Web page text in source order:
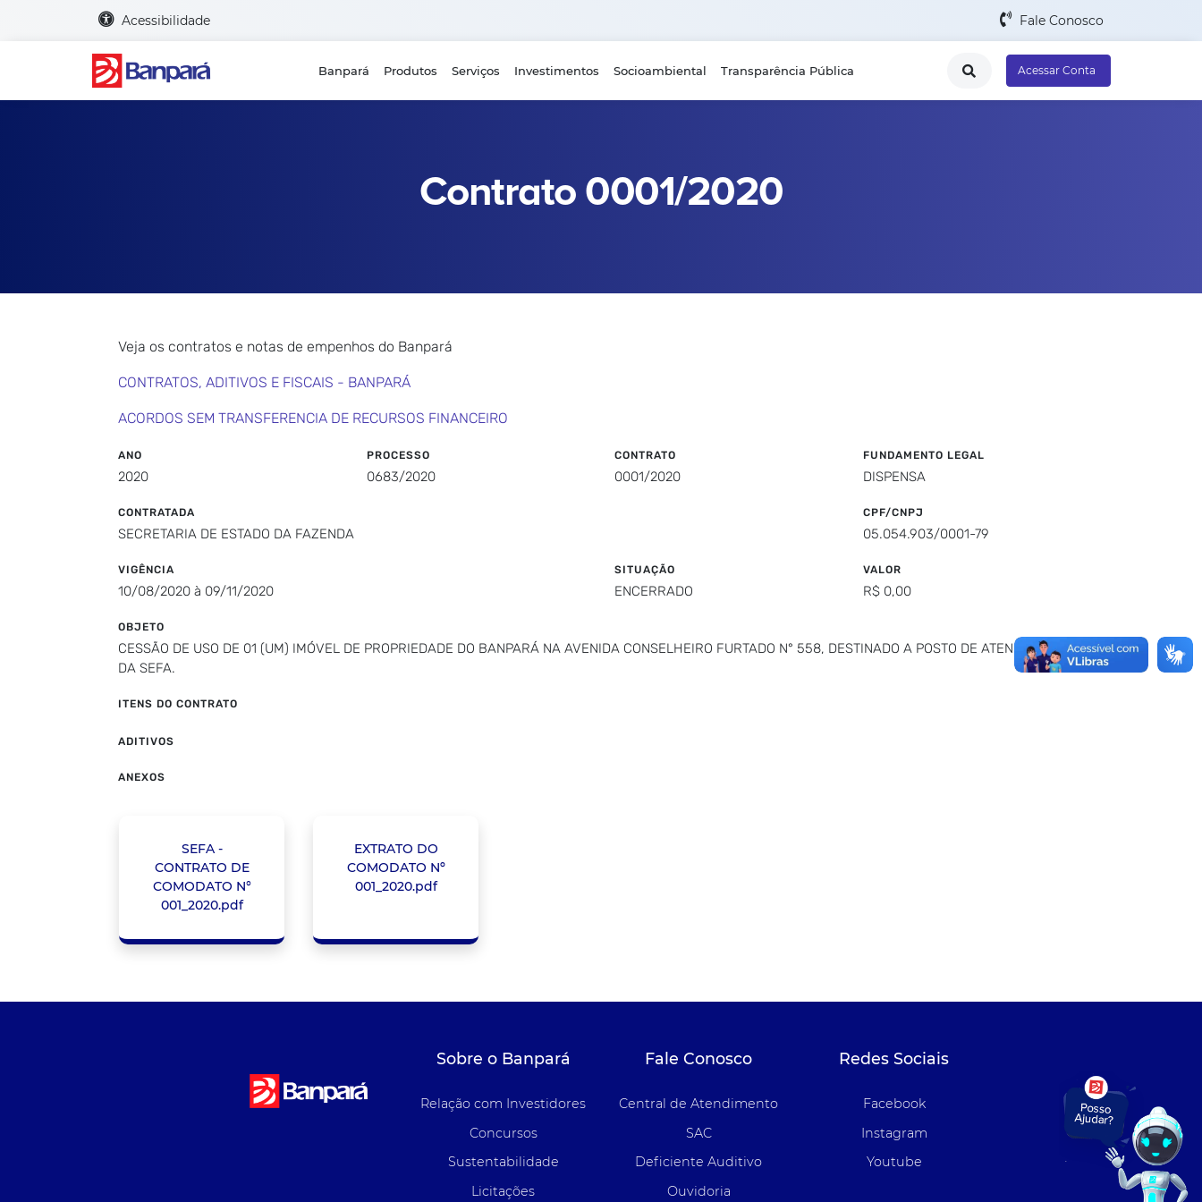
Acessibilidade Fale Conosco
Banpará Produtos Serviços Investimentos Socioambiental Transparência Pública Acessar Conta
Contrato 0001/2020
Veja os contratos e notas de empenhos do Banpará
CONTRATOS, ADITIVOS E FISCAIS - BANPARÁ
ACORDOS SEM TRANSFERENCIA DE RECURSOS FINANCEIRO
ANO
2020
PROCESSO
0683/2020
CONTRATO
0001/2020
FUNDAMENTO LEGAL
DISPENSA
CONTRATADA
SECRETARIA DE ESTADO DA FAZENDA
CPF/CNPJ
05.054.903/0001-79
VIGÊNCIA
10/08/2020 à 09/11/2020
SITUAÇÃO
ENCERRADO
VALOR
R$ 0,00
OBJETO
CESSÃO DE USO DE 01 (UM) IMÓVEL DE PROPRIEDADE DO BANPARÁ NA AVENIDA CONSELHEIRO FURTADO N° 558, DESTINADO A POSTO DE ATENDIMENTO
DA SEFA.
ITENS DO CONTRATO
ADITIVOS
ANEXOS
SEFA -
CONTRATO DE
COMODATO N°
001_2020.pdf
EXTRATO DO
COMODATO Nº
001_2020.pdf
Sobre o Banpará
Relação com Investidores
Concursos
Sustentabilidade
Licitações
Fale Conosco
Central de Atendimento
SAC
Deficiente Auditivo
Ouvidoria
Redes Sociais
Facebook
Instagram
Youtube